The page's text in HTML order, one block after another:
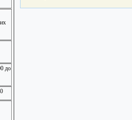
до